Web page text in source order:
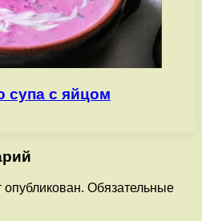
супа с яйцом
Обязательные